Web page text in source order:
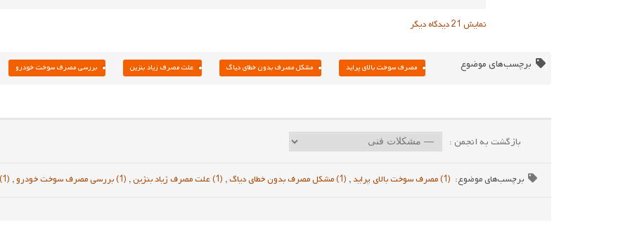
نمایش 21 دیدگاه دیگر
برچسب‌های موضوع مصرف سوخت بالای پراید مشکل مصرف بدون خطای دیاگ علت مصرف زیاد بنزین بررسی مصرف سوخت خودرو
بازگشت به انجمن :
برچسب‌های موضوع: (1) مصرف سوخت بالای پراید , (1) مشکل مصرف بدون خطای دیاگ , (1) علت مصرف زیاد بنزین , (1) بررسی مصرف سوخت خودرو , (1) تنظیم موتور پراید